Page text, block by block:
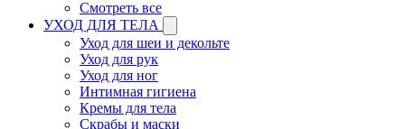
Смотреть все
УХОД ДЛЯ ТЕЛА
Уход для шеи и декольте
Уход для рук
Уход для ног
Интимная гигиена
Кремы для тела
Скрабы и маски